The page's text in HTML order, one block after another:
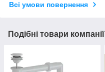
Всі умови повернення
Подібні товари компанії